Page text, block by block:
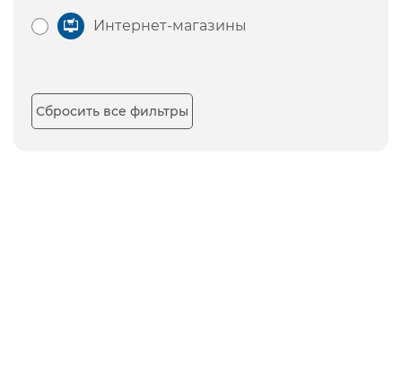
Интернет-магазины
Сбросить все фильтры